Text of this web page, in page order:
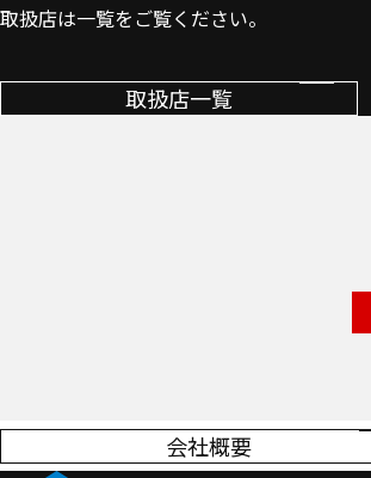
取扱店は一覧をご覧ください。
取扱店一覧
会社概要